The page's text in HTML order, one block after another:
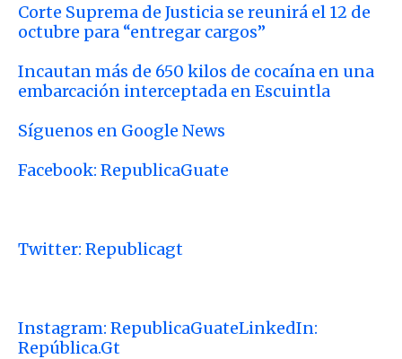
Corte Suprema de Justicia se reunirá el 12 de
octubre para “entregar cargos”
Incautan más de 650 kilos de cocaína en una
embarcación interceptada en Escuintla
Síguenos en Google News
Facebook: RepublicaGuate
Twitter: Republicagt
Instagram: RepublicaGuateLinkedIn:
República.Gt